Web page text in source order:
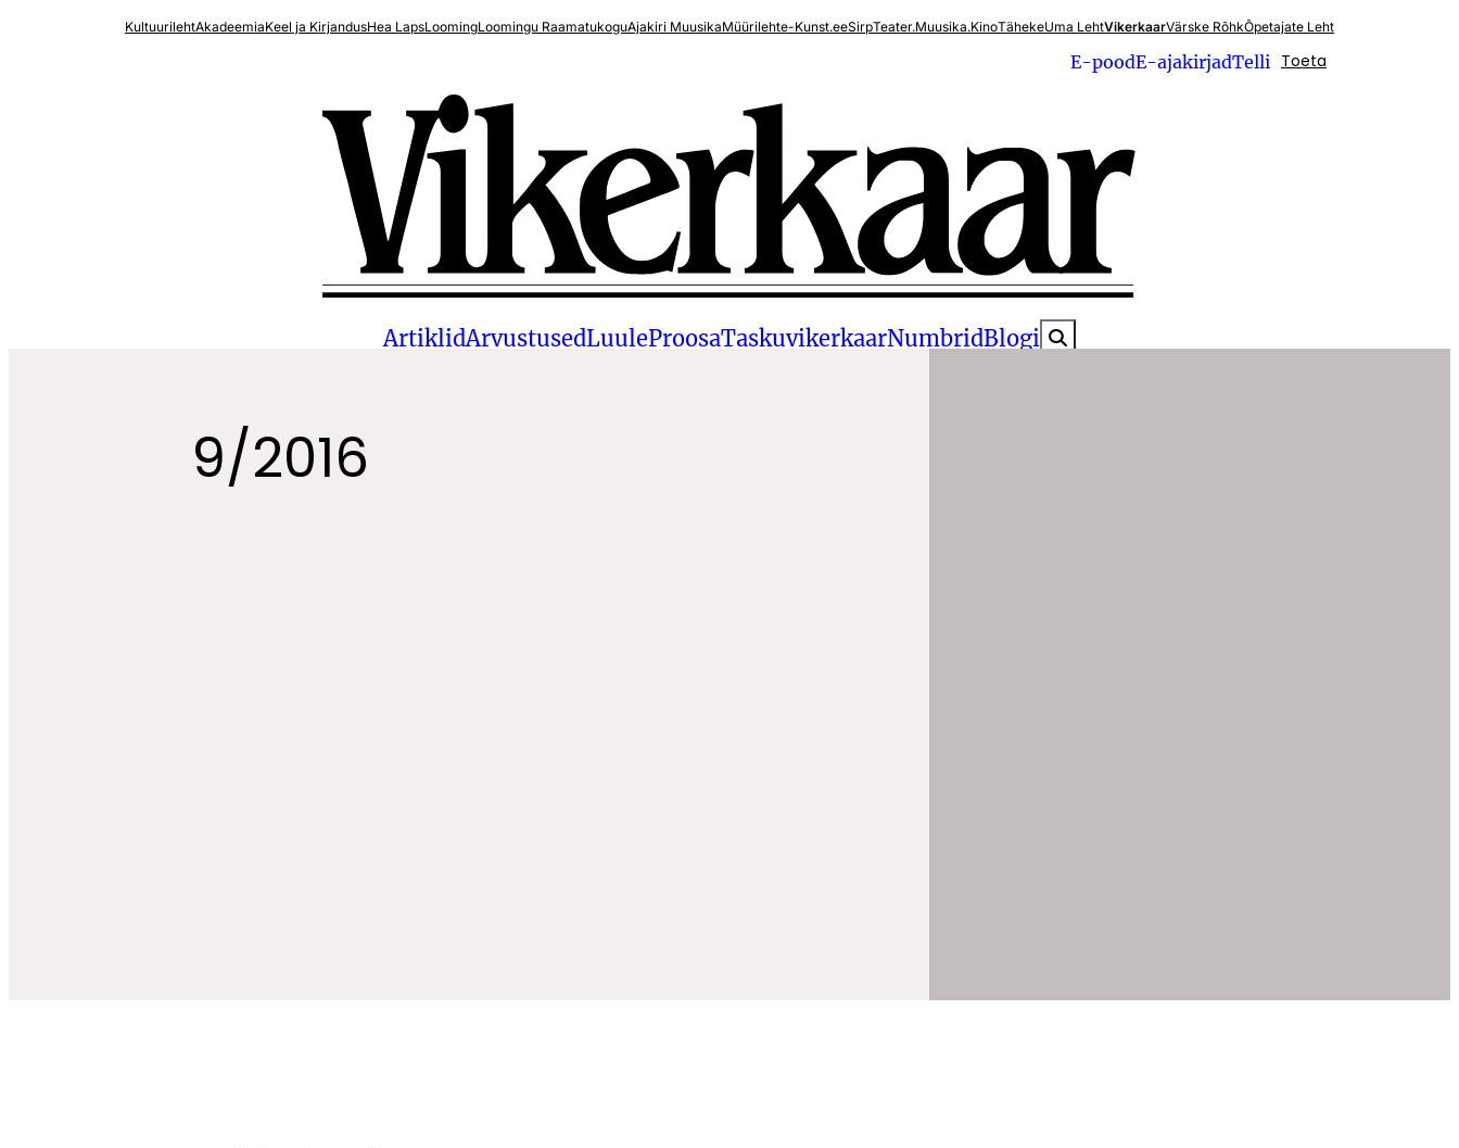
KultuurilehtAkadeemiaKeel ja KirjandusHea LapsLoomingLoomingu RaamatukoguAjakiri MuusikaMüürilehte-Kunst.eeSirpTeater.Muusika.KinoTähekeUma LehtVikerkaarVärske RõhkÕpetajate Leht
E-poodE-ajakirjadTelli Toeta
ArtiklidArvustusedLuuleProosaTaskuvikerkaarNumbridBlogi
9/2016